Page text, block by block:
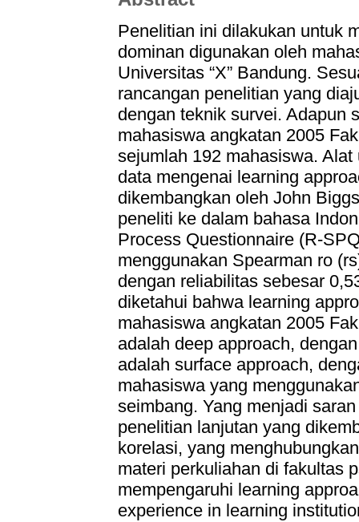
Penelitian ini dilakukan untuk
dominan digunakan oleh
Universitas “X” Bandung.
rancangan penelitian yang
dengan teknik survei. Adapun
mahasiswa angkatan 2005
sejumlah 192 mahasiswa.
data mengenai learning
dikembangkan oleh John
peneliti ke dalam bahasa
Process Questionnaire (R-
menggunakan Spearman ro
dengan reliabilitas sebesar
diketahui bahwa learning
mahasiswa angkatan 2005
adalah deep approach,
adalah surface approach,
mahasiswa yang
seimbang. Yang menjadi
penelitian lanjutan yang
korelasi, yang
materi perkuliahan di fakultas
mempengaruhi learning
experience in learning